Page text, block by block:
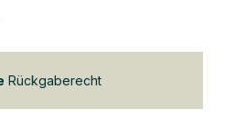
Rückgaberecht